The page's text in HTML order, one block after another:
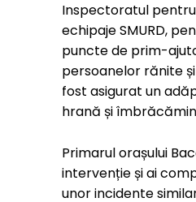
Inspectoratul
echipaje SMURD,
puncte de prim-
persoanelor rănite
fost asigurat un
hrană și
Primarul orașului
intervenție și ai
unor incidente